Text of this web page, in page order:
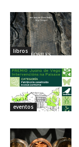
libros
eventos